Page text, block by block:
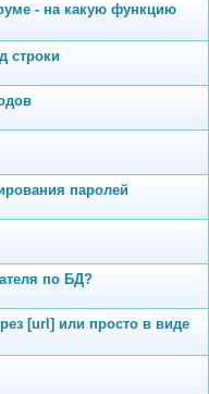
- на какую функцию
строки
паролей
по БД?
[url] или просто в виде